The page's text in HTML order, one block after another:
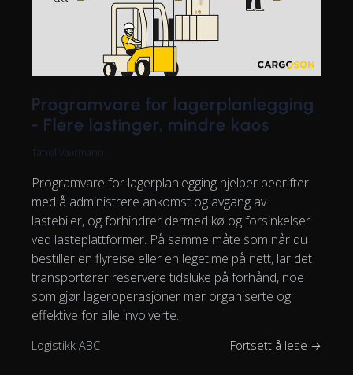
Programvare for lagerplanlegging
- Flere lastinger, mindre kaos
Tanel Vaarmann
Programvare for lagerplanlegging hjelper bedrifter
med å administrere ankomst og avgang av
lastebiler, og forhindrer dermed kø og forsinkelser
ved lasteplattformer. På samme måte som når du
bestiller en flyreise eller en legetime på nett, lar det
transportører reservere tidsluke på forhånd, noe
som gjør lageroperasjoner mer organiserte og
effektive for alle involverte.
Logistikk ABC Fortsett å lese →